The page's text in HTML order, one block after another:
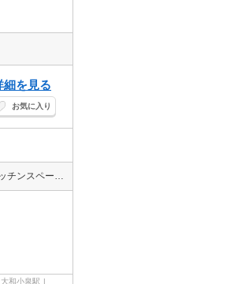
細を見る
お気に入り
★敷金ゼロ★駅徒歩5分★インターネット無料★エアコン付き★南向きで日当たり良好！広めのキッチンスペースに２口コンロ・グリル付システムキッチン完備で料理も楽しめます♪さらにバストイレ別のセパレートタイプ☆ウォシュレット、TVモニターホン、エアコンなど設備充実！
大和小泉駅